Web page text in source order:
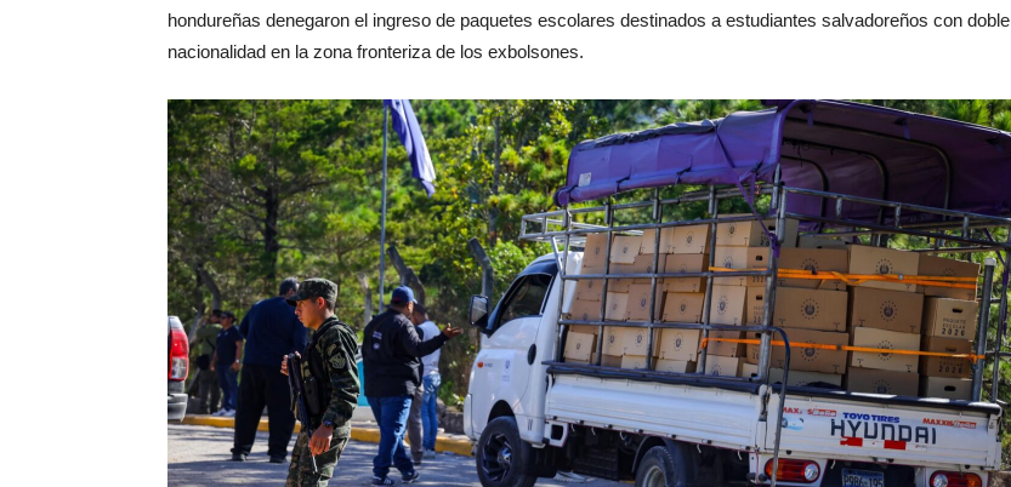
hondureñas denegaron el ingreso de paquetes escolares destinados a estudiantes salvadoreños con doble
nacionalidad en la zona fronteriza de los exbolsones.